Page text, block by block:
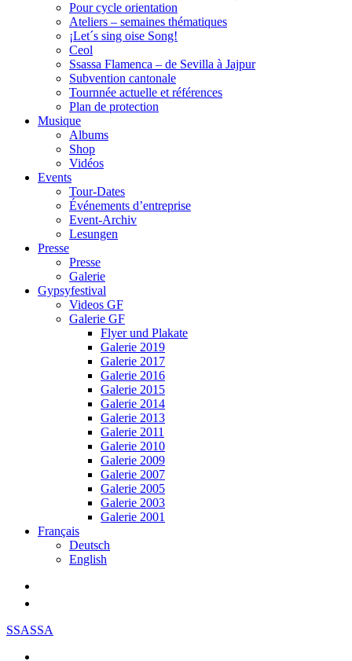
Pour cycle orientation
Ateliers – semaines thématiques
¡Let´s sing oise Song!
Ceol
Ssassa Flamenca – de Sevilla à Jajpur
Subvention cantonale
Tournnée actuelle et références
Plan de protection
Musique
Albums
Shop
Vidéos
Events
Tour-Dates
Événements d’entreprise
Event-Archiv
Lesungen
Presse
Presse
Galerie
Gypsyfestival
Videos GF
Galerie GF
Flyer und Plakate
Galerie 2019
Galerie 2017
Galerie 2016
Galerie 2015
Galerie 2014
Galerie 2013
Galerie 2011
Galerie 2010
Galerie 2009
Galerie 2007
Galerie 2005
Galerie 2003
Galerie 2001
Français
Deutsch
English
SSASSA